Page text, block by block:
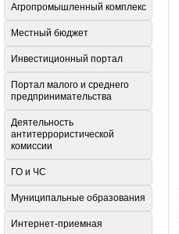
Агропромышленный комплекс
Местный бюджет
Инвестиционный портал
Портал малого и среднего
предпринимательства
Деятельность
антитеррористической
комиссии
ГО и ЧС
Муниципальные образования
Интернет-приемная